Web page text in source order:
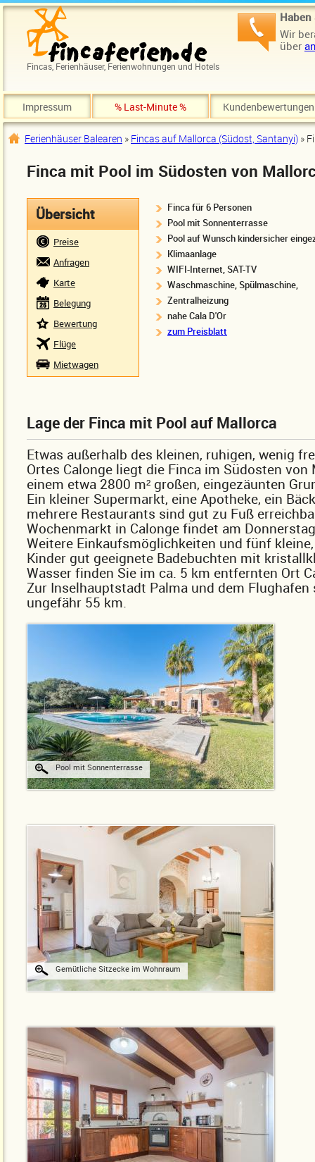
Direkt zum Inhalt
Haben
Wir
über
Fincas, Ferienhäuser, Ferienwohnungen und Hotels
Impressum % Last-Minute % Kundenbewertungen
Sie sind hier
Ferienhäuser Balearen » Fincas auf Mallorca (Südost, Santanyi) »
Finca mit Pool im Südosten von
Übersicht
Preise
Anfragen
Karte
Belegung
Bewertung
Flüge
Mietwagen
Finca für 6 Personen
Pool mit Sonnenterrasse
Pool auf Wunsch kindersicher
Klimaanlage
WIFI-Internet, SAT-TV
Waschmaschine, Spülmaschine,
Zentralheizung
nahe Cala D'Or
zum Preisblatt
Lage der Finca mit Pool auf Mallorca
Etwas außerhalb des kleinen, ruhigen, wenig
Ortes Calonge liegt die Finca im Südosten von
einem etwa 2800 m² großen, eingezäunten
Ein kleiner Supermarkt, eine Apotheke, ein
mehrere Restaurants sind gut zu Fuß
Wochenmarkt in Calonge findet am
Weitere Einkaufsmöglichkeiten und fünf
Kinder gut geeignete Badebuchten mit
Wasser finden Sie im ca. 5 km entfernten Ort
Zur Inselhauptstadt Palma und dem Flughafen
ungefähr 55 km.
Pool mit Sonnenterrasse
Gemütliche Sitzecke im Wohnraum